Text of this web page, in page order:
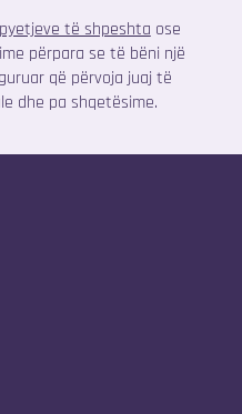
të shpeshta ose
përpara se të bëni një
që përvoja juaj të
dhe pa shqetësime.